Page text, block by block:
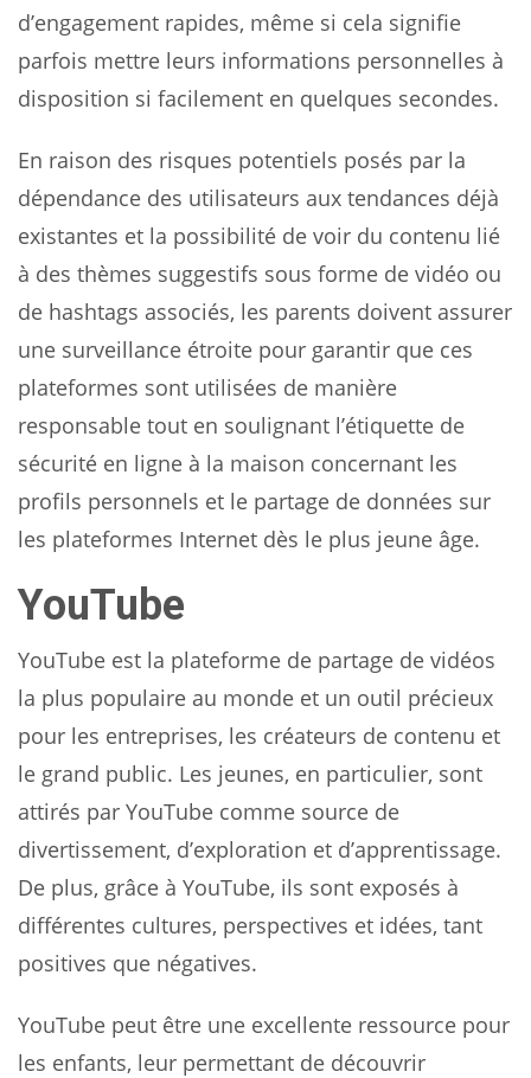
d’engagement rapides, même si cela signifie
parfois mettre leurs informations personnelles à
disposition si facilement en quelques secondes.
En raison des risques potentiels posés par la
dépendance des utilisateurs aux tendances déjà
existantes et la possibilité de voir du contenu lié
à des thèmes suggestifs sous forme de vidéo ou
de hashtags associés, les parents doivent assurer
une surveillance étroite pour garantir que ces
plateformes sont utilisées de manière
responsable tout en soulignant l’étiquette de
sécurité en ligne à la maison concernant les
profils personnels et le partage de données sur
les plateformes Internet dès le plus jeune âge.
YouTube
YouTube est la plateforme de partage de vidéos
la plus populaire au monde et un outil précieux
pour les entreprises, les créateurs de contenu et
le grand public. Les jeunes, en particulier, sont
attirés par YouTube comme source de
divertissement, d’exploration et d’apprentissage.
De plus, grâce à YouTube, ils sont exposés à
différentes cultures, perspectives et idées, tant
positives que négatives.
YouTube peut être une excellente ressource pour
les enfants, leur permettant de découvrir